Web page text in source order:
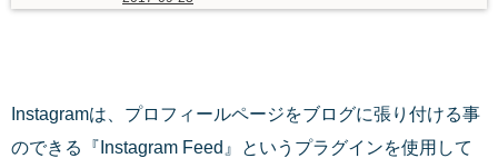
Instagramは、プロフィールページをブログに張り付ける事
のできる『Instagram Feed』というプラグインを使用して